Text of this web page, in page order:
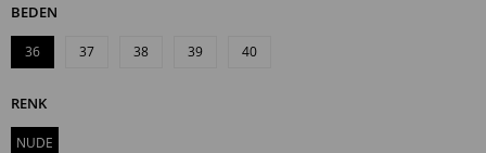
BEDEN
36 37 38 39 40
RENK
NUDE